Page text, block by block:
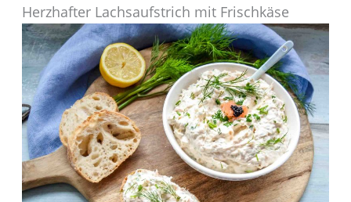
Herzhafter Lachsaufstrich mit Frischkäse